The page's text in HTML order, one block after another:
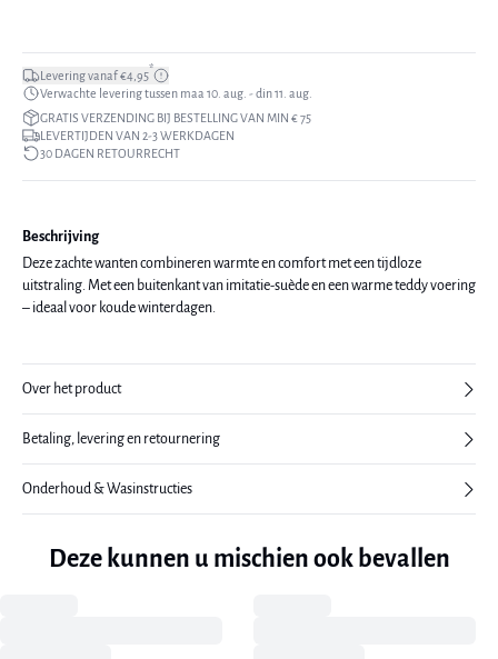
Levering vanaf €4,95*
Verwachte levering tussen maa 10. aug. - din 11. aug.
GRATIS VERZENDING BIJ BESTELLING VAN MIN € 75
LEVERTIJDEN VAN 2-3 WERKDAGEN
30 DAGEN RETOURRECHT
Beschrijving
Deze zachte wanten combineren warmte en comfort met een tijdloze
uitstraling. Met een buitenkant van imitatie-suède en een warme teddy voering
– ideaal voor koude winterdagen.
Over het product
Betaling, levering en retournering
Onderhoud & Wasinstructies
Deze kunnen u mischien ook bevallen